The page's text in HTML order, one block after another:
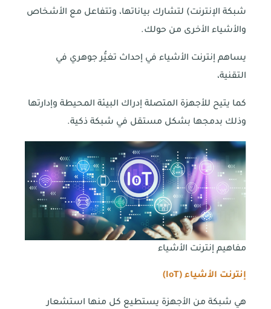
شبكة الإنترنت) لتشارك بياناتها، وتتفاعل مع الأشخاص
والأشياء الأخرى من حولك.
يساهم إنترنت الأشياء في إحداث تغيُّر جوهري في
التقنية،
كما يتيح للأجهزة المتصلة إدراك البيئة المحيطة وإدارتها
وذلك بدمجها بشكل مستقل في شبكة ذكية.
مفاهيم إنترنت الأشياء
إنترنت الأشياء ( IoT
)
هي شبكة من الأجهزة يستطيع كل منها استشعار